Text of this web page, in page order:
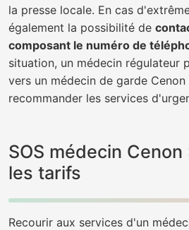
la presse locale. En cas
également la possibilité de
composant le numéro de
situation, un médecin régulateur
vers un médecin de garde
recommander les services
SOS médecin
les tarifs
Recourir aux services d'un